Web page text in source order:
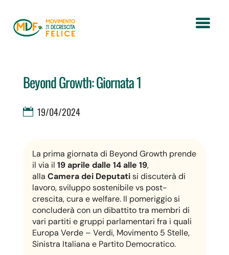
Beyond Growth: Giornata 1
19/04/2024
La prima giornata di Beyond Growth prende
il via il 19 aprile dalle 14 alle 19,
alla Camera dei Deputatisi discuterà di
lavoro, sviluppo sostenibile vs post-
crescita, cura e welfare. Il pomeriggio si
concluderà con un dibattito tra membri di
vari partiti e gruppi parlamentari fra i quali
Europa Verde – Verdi, Movimento 5 Stelle,
Sinistra Italiana e Partito Democratico.